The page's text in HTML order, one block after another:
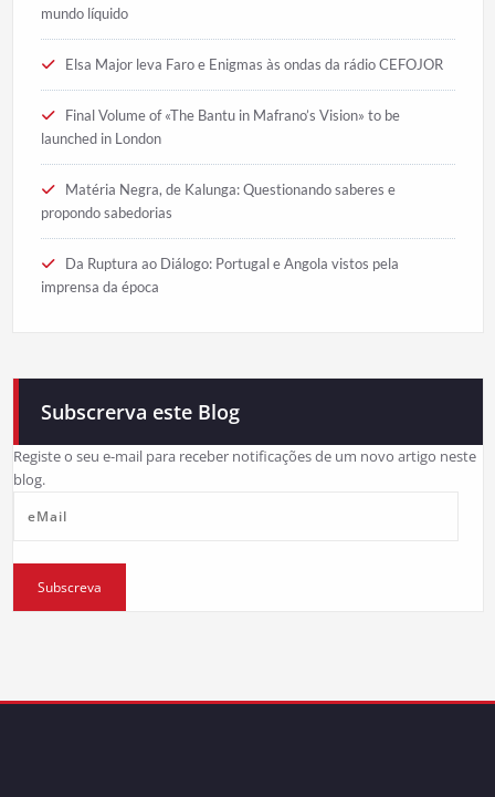
mundo líquido
Elsa Major leva Faro e Enigmas às ondas da rádio CEFOJOR
Final Volume of «The Bantu in Mafrano’s Vision» to be
launched in London
Matéria Negra, de Kalunga: Questionando saberes e
propondo sabedorias
Da Ruptura ao Diálogo: Portugal e Angola vistos pela
imprensa da época
Subscrerva este Blog
Registe o seu e-mail para receber notificações de um novo artigo neste
blog.
Subscreva